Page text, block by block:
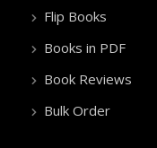
Flip Books
Books in PDF
Book Reviews
Bulk Order